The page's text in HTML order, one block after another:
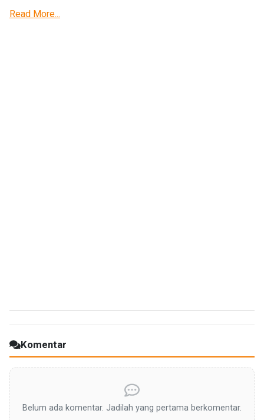
Read More...
Komentar
Belum ada komentar. Jadilah yang pertama berkomentar.